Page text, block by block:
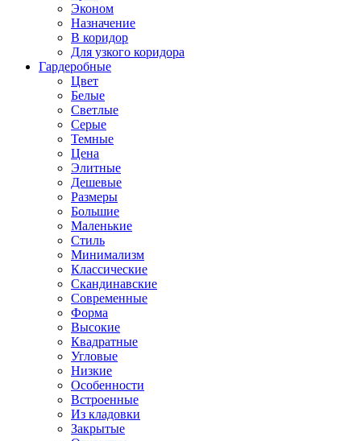
Эконом
Назначение
В коридор
Для узкого коридора
Гардеробные
Цвет
Белые
Светлые
Серые
Темные
Цена
Элитные
Дешевые
Размеры
Большие
Маленькие
Стиль
Минимализм
Классические
Скандинавские
Современные
Форма
Высокие
Квадратные
Угловые
Низкие
Особенности
Встроенные
Из кладовки
Закрытые